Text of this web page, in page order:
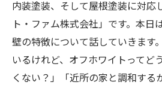
内装塗装、そして屋根塗装に対応
ト・ファム株式会社」です。本日
壁の特徴について話していきます
いるけれど、オフホワイトってど
くない？」「近所の家と調和する